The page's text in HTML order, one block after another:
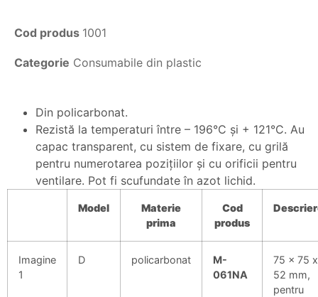
Cod produs 1001
Categorie Consumabile din plastic
Din policarbonat.
Rezistă la temperaturi între – 196°C şi + 121°C. Au
capac transparent, cu sistem de fixare, cu grilă
pentru numerotarea poziţiilor şi cu orificii pentru
ventilare. Pot fi scufundate în azot lichid.
Model
Materie
prima
Cod
produs
Imagine
1
D policarbonat
M-
061NA
75 x 75 x
52 mm,
pentru